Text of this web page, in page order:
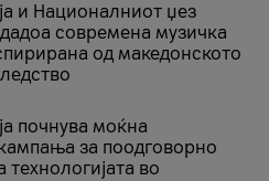
и Националниот џез
современа музичка
од македонското
почнува моќна
за поодговорно
во